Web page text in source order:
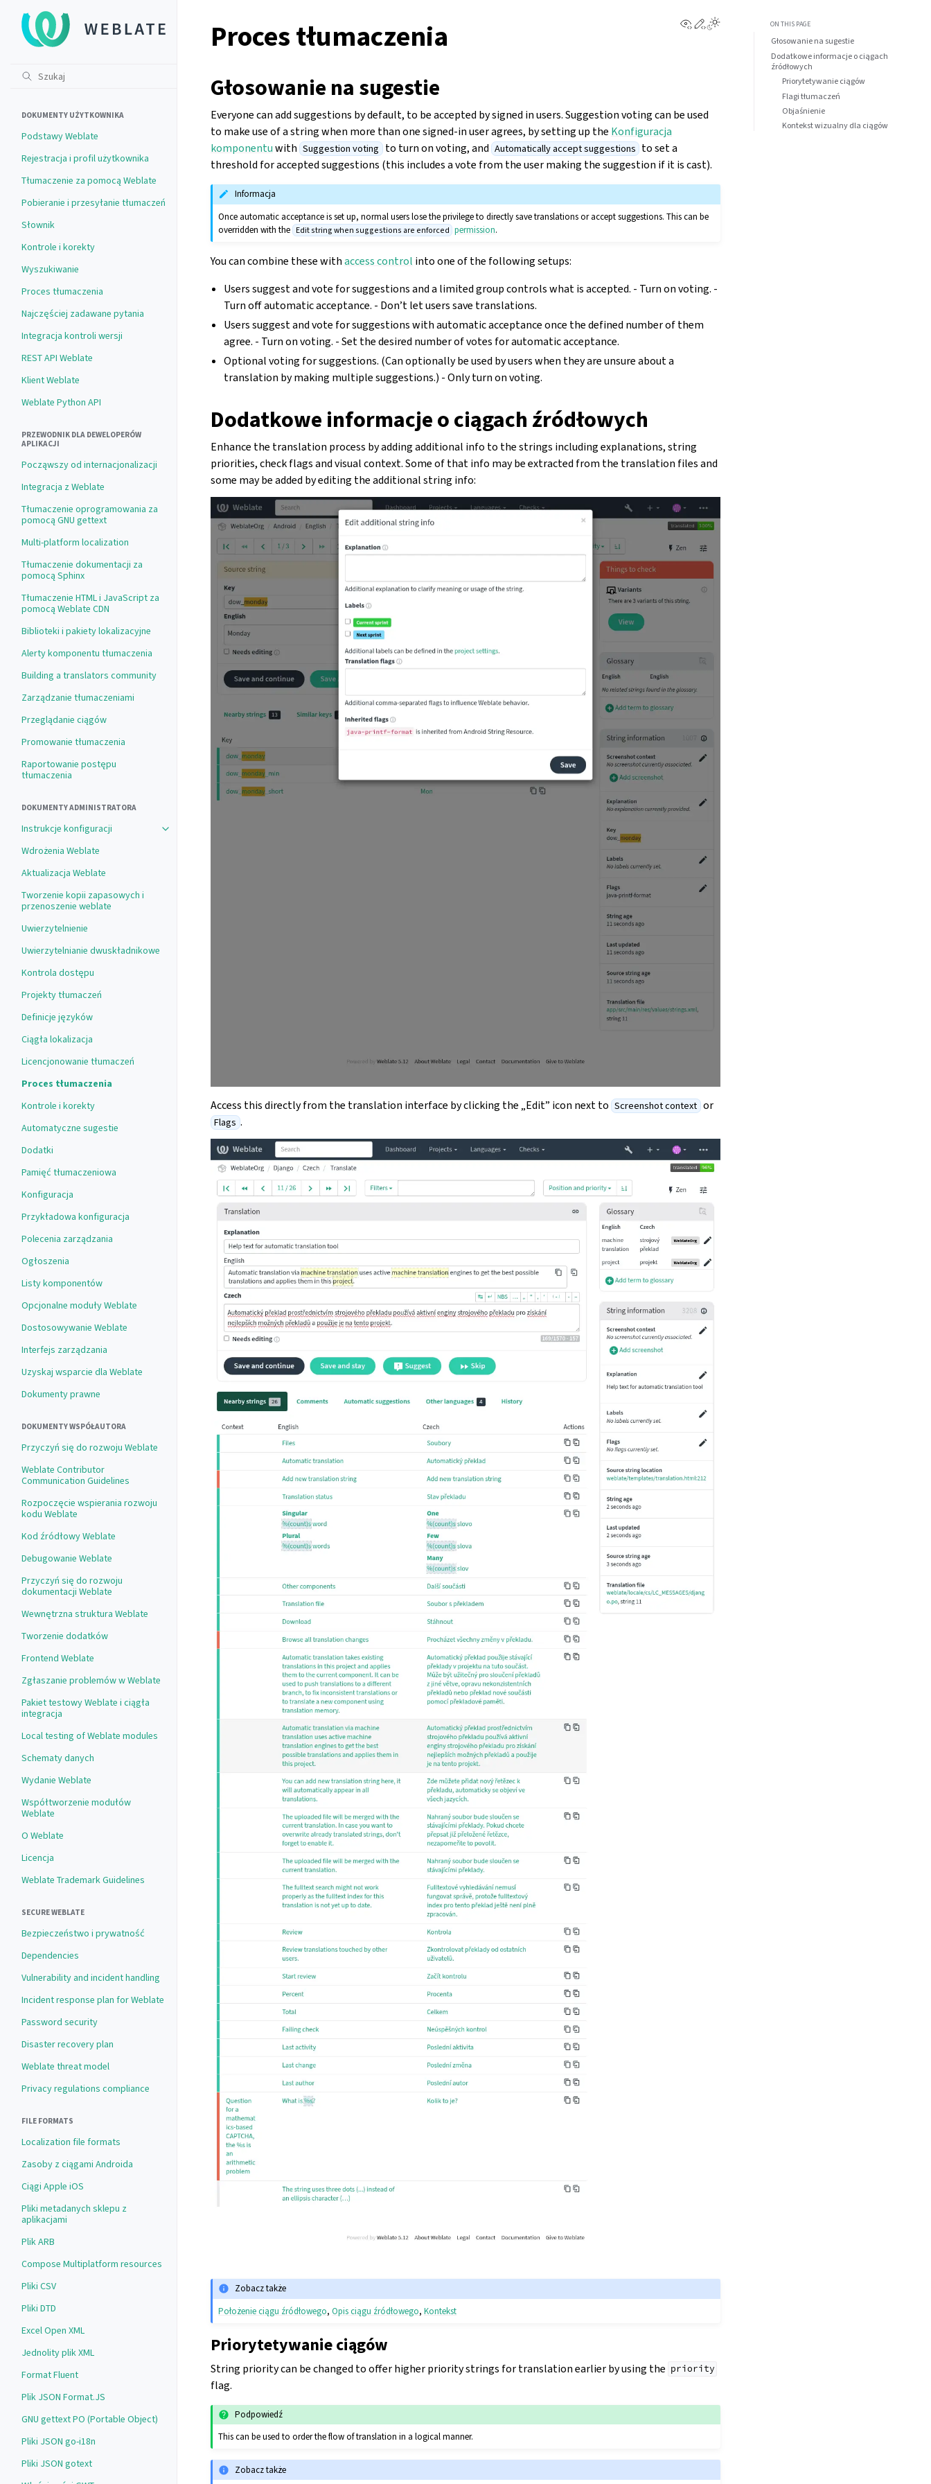
DOKUMENTY UŻYTKOWNIKA
Podstawy Weblate
Rejestracja i profil użytkownika
Tłumaczenie za pomocą Weblate
Pobieranie i przesyłanie tłumaczeń
Słownik
Kontrole i korekty
Wyszukiwanie
Proces tłumaczenia
Najczęściej zadawane pytania
Integracja kontroli wersji
REST API Weblate
Klient Weblate
Weblate Python API
PRZEWODNIK DLA DEWELOPERÓW
APLIKACJI
Począwszy od internacjonalizacji
Integracja z Weblate
Tłumaczenie oprogramowania za
pomocą GNU gettext
Multi-platform localization
Tłumaczenie dokumentacji za
pomocą Sphinx
Tłumaczenie HTML i JavaScript za
pomocą Weblate CDN
Biblioteki i pakiety lokalizacyjne
Alerty komponentu tłumaczenia
Building a translators community
Zarządzanie tłumaczeniami
Przeglądanie ciągów
Promowanie tłumaczenia
Raportowanie postępu
tłumaczenia
DOKUMENTY ADMINISTRATORA
Instrukcje konfiguracji
Toggle navigation of Instrukcje konfiguracji
Wdrożenia Weblate
Aktualizacja Weblate
Tworzenie kopii zapasowych i
przenoszenie weblate
Uwierzytelnienie
Uwierzytelnianie dwuskładnikowe
Kontrola dostępu
Projekty tłumaczeń
Definicje języków
Ciągła lokalizacja
Licencjonowanie tłumaczeń
Proces tłumaczenia
Kontrole i korekty
Automatyczne sugestie
Dodatki
Pamięć tłumaczeniowa
Konfiguracja
Przykładowa konfiguracja
Polecenia zarządzania
Ogłoszenia
Listy komponentów
Opcjonalne moduły Weblate
Dostosowywanie Weblate
Interfejs zarządzania
Uzyskaj wsparcie dla Weblate
Dokumenty prawne
DOKUMENTY WSPÓŁAUTORA
Przyczyń się do rozwoju Weblate
Weblate Contributor
Communication Guidelines
Rozpoczęcie wspierania rozwoju
kodu Weblate
Kod źródłowy Weblate
Debugowanie Weblate
Przyczyń się do rozwoju
dokumentacji Weblate
Wewnętrzna struktura Weblate
Tworzenie dodatków
Frontend Weblate
Zgłaszanie problemów w Weblate
Pakiet testowy Weblate i ciągła
integracja
Local testing of Weblate modules
Schematy danych
Wydanie Weblate
Współtworzenie modułów
Weblate
O Weblate
Licencja
Weblate Trademark Guidelines
SECURE WEBLATE
Bezpieczeństwo i prywatność
Dependencies
Vulnerability and incident handling
Incident response plan for Weblate
Password security
Disaster recovery plan
Weblate threat model
Privacy regulations compliance
FILE FORMATS
Localization file formats
Zasoby z ciągami Androida
Ciągi Apple iOS
Pliki metadanych sklepu z
aplikacjami
Plik ARB
Compose Multiplatform resources
Pliki CSV
Pliki DTD
Excel Open XML
Jednolity plik XML
Format Fluent
Plik JSON Format.JS
GNU gettext PO (Portable Object)
Pliki JSON go-i18n
Pliki JSON gotext
View this page
Edit this page
Toggle Light / Dark / Auto color theme
Proces tłumaczenia
Głosowanie na sugestie
Everyone can add suggestions by default, to be accepted by signed in users. Suggestion voting can be used
to make use of a string when more than one signed-in user agrees, by setting up the Konfiguracja
komponentuwith Suggestion voting to turn on voting, and Automatically accept suggestions to set a
threshold for accepted suggestions (this includes a vote from the user making the suggestion if it is cast).
Informacja
Once automatic acceptance is set up, normal users lose the privilege to directly save translations or accept suggestions. This can be
overridden with the Edit string when suggestions are enforced permission.
You can combine these withaccess control into one of the following setups:
Users suggest and vote for suggestions and a limited group controls what is accepted. - Turn on voting. -
Turn off automatic acceptance. - Don’t let users save translations.
Users suggest and vote for suggestions with automatic acceptance once the defined number of them
agree. - Turn on voting. - Set the desired number of votes for automatic acceptance.
Optional voting for suggestions. (Can optionally be used by users when they are unsure about a
translation by making multiple suggestions.) - Only turn on voting.
Dodatkowe informacje o ciągach źródłowych
Enhance the translation process by adding additional info to the strings including explanations, string
priorities, check flags and visual context. Some of that info may be extracted from the translation files and
some may be added by editing the additional string info:
Access this directly from the translation interface by clicking the „Edit” icon next to Screenshot context or
Flags .
Zobacz także
Położenie ciągu źródłowego,Opis ciągu źródłowego,Kontekst
Priorytetywanie ciągów
String priority can be changed to offer higher priority strings for translation earlier by using the priority
flag.
Podpowiedź
This can be used to order the flow of translation in a logical manner.
Zobacz także
ON THIS PAGE
Głosowanie na sugestie
Dodatkowe informacje o ciągach
źródłowych
Priorytetywanie ciągów
Flagi tłumaczeń
Objaśnienie
Kontekst wizualny dla ciągów